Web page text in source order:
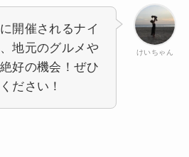
けいちゃん
開催されるナイ
地元のグルメや
好の機会！ぜひ
ださい！